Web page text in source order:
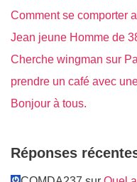
Comment se comporter
Jean jeune Homme de
Cherche wingman sur
prendre un café avec
Bonjour à tous.
Réponses